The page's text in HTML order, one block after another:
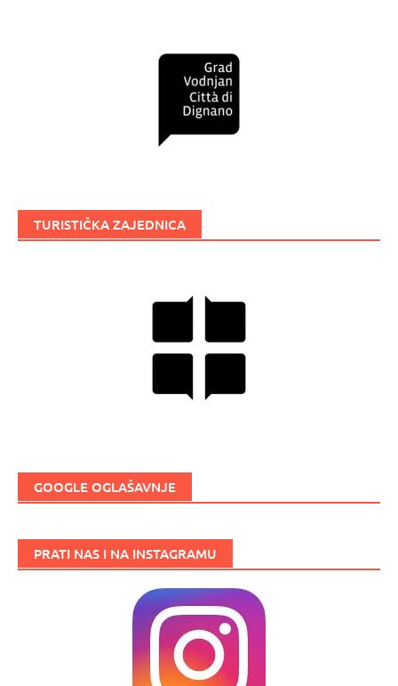
TURISTIČKA ZAJEDNICA
GOOGLE OGLAŠAVNJE
PRATI NAS I NA INSTAGRAMU